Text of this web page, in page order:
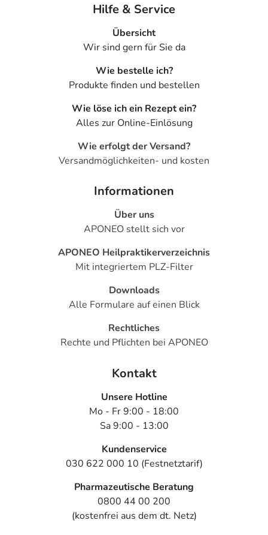
Hilfe & Service
Übersicht
Wir sind gern für Sie da
Wie bestelle ich?
Produkte finden und bestellen
Wie löse ich ein Rezept ein?
Alles zur Online-Einlösung
Wie erfolgt der Versand?
Versandmöglichkeiten- und kosten
Informationen
Über uns
APONEO stellt sich vor
APONEO Heilpraktikerverzeichnis
Mit integriertem PLZ-Filter
Downloads
Alle Formulare auf einen Blick
Rechtliches
Rechte und Pflichten bei APONEO
Kontakt
Unsere Hotline
Mo - Fr 9:00 - 18:00
Sa 9:00 - 13:00
Kundenservice
030 622 000 10 (Festnetztarif)
Pharmazeutische Beratung
0800 44 00 200
(kostenfrei aus dem dt. Netz)